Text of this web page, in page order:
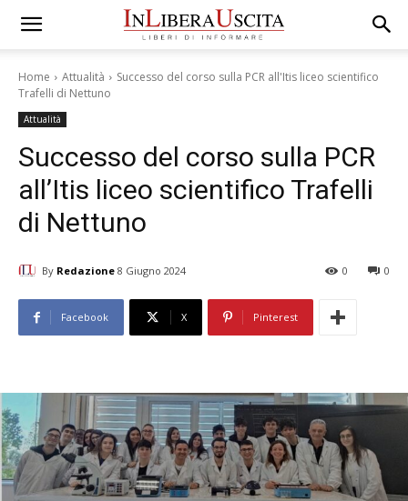
Home Attualità
Successo del corso sulla PCR all'Itis liceo scientifico
Trafelli di Nettuno
Attualità
Successo del corso sulla PCR
all’Itis liceo scientifico Trafelli
di Nettuno
By Redazione 8 Giugno 2024 0
0
Facebook X Pinterest